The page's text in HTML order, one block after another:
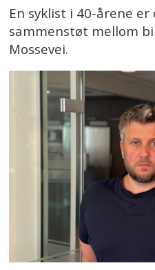
En syklist i 40-årene
sammenstøt mellom
Mossevei.